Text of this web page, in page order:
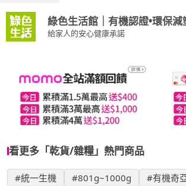
綠色生活館｜有機認證•環保減
給家人的安心健康承諾
看更多「乾貨/雜糧」熱門商品
#統一生機 #801g~1000g #有機奇